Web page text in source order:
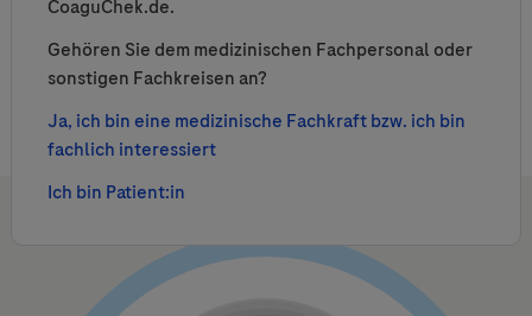
Genehmigung des Arbeitgebers_ausfüllbar.pdf
PDF ︱ 770.4 KB
CoaguChek.de.
Gehören Sie dem medizinischen Fachpersonal oder
sonstigen Fachkreisen an?
Ja, ich bin eine medizinische Fachkraft bzw. ich bin
fachlich interessiert
Ich bin Patient:in